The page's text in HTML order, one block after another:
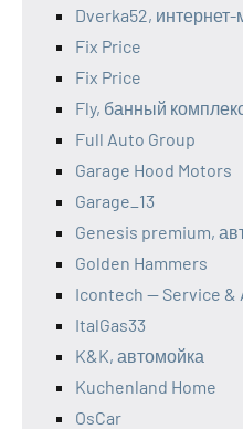
Dverka52,
Fix Price
Fix Price
Fly, банный
Full Auto Group
Garage Hood Motors
Garage_13
Genesis premium,
Golden Hammers
Icontech — Service &
ItalGas33
K&K, автомойка
Kuchenland Home
OsCar